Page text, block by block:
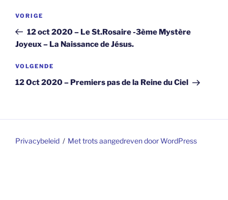
Vorig
bericht
VORIGE
12 oct 2020 – Le St.Rosaire -3ème Mystère
Joyeux – La Naissance de Jésus.
Volgend
bericht
VOLGENDE
12 Oct 2020 – Premiers pas de la Reine du Ciel
Privacybeleid Met trots aangedreven door WordPress